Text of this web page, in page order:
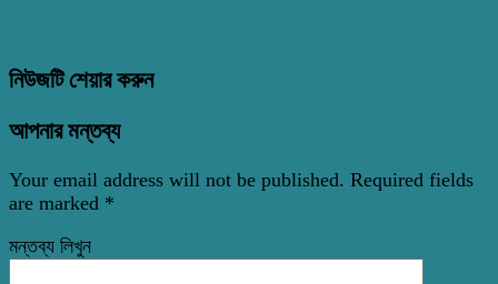
নিউজটি শেয়ার করুন
আপনার মন্তব্য
Your email address will not be published. Required fields
are marked *
মন্তব্য লিখুন